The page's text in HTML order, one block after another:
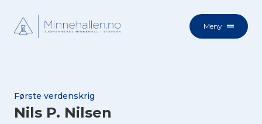
Meny
Første verdenskrig
Nils P. Nilsen